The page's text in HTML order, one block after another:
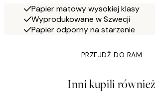
Papier matowy wysokiej klasy
Wyprodukowane w Szwecji
Papier odporny na starzenie
PRZEJDŹ DO RAM
Inni kupili również